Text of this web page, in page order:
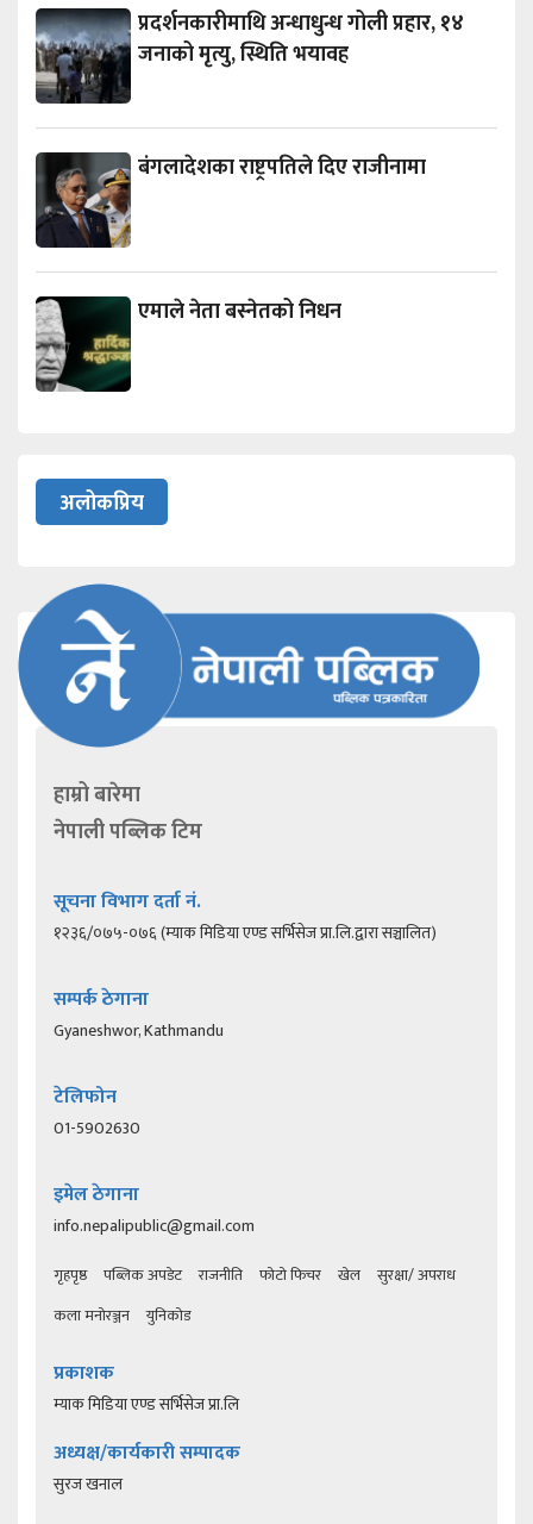
प्रदर्शनकारीमाथि अन्धाधुन्ध गोली प्रहार, १४
जनाको मृत्यु, स्थिति भयावह
बंगलादेशका राष्ट्रपतिले दिए राजीनामा
एमाले नेता बस्नेतको निधन
अलोकप्रिय
हाम्रो बारेमा
नेपाली पब्लिक टिम
सूचना विभाग दर्ता नं.
१२३६/०७५-०७६ (म्याक मिडिया एण्ड सर्भिसेज प्रा.लि.द्वारा सञ्चालित)
सम्पर्क ठेगाना
Gyaneshwor, Kathmandu
टेलिफोन
01-5902630
इमेल ठेगाना
info.nepalipublic@gmail.com
गृहपृष्ठ पब्लिक अपडेट राजनीति फोटो फिचर खेल
सुरक्षा/ अपराध
कला मनोरञ्जन
युनिकोड
प्रकाशक
म्याक मिडिया एण्ड सर्भिसेज प्रा.लि
अध्यक्ष/कार्यकारी सम्पादक
सुरज खनाल